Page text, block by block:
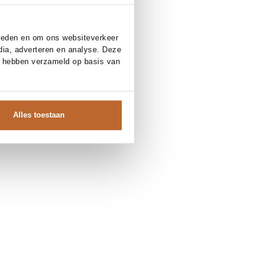
en om ons websiteverkeer
adverteren en analyse. Deze
verzameld op basis van
Alles toestaan